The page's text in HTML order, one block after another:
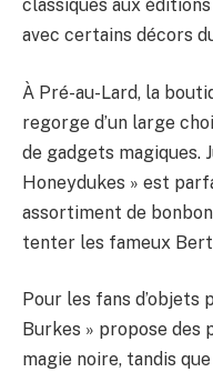
classiques aux
avec certains décors
À Pré-au-Lard, la
regorge d’un large
de gadgets magiques.
Honeydukes » est
assortiment de
tenter les fameux
Pour les fans d’objets
Burkes » propose
magie noire, tandis